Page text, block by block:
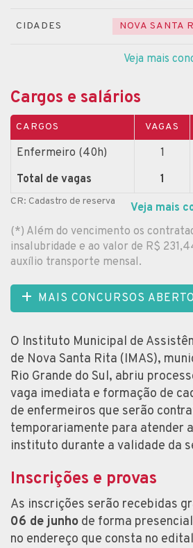
CIDADES NOVA SANTA
Veja mais
Cargos e salários
CARGOS VAGAS
Enfermeiro (40h) 1
Total de vagas
1
CR: Cadastro de reserva Veja mais
(*) Além do vencimento os
insalubridade e ao valor de R$
auxílio transporte mensal.
MAIS CONCURSOS
O Instituto Municipal de
de Nova Santa Rita (IMAS),
Rio Grande do Sul, abriu
vaga imediata e formação de
de enfermeiros que serão
temporariamente para atender
instituto durante a validade da
Inscrições e provas
As inscrições serão recebidas
06 de junho de forma
no endereço que consta no